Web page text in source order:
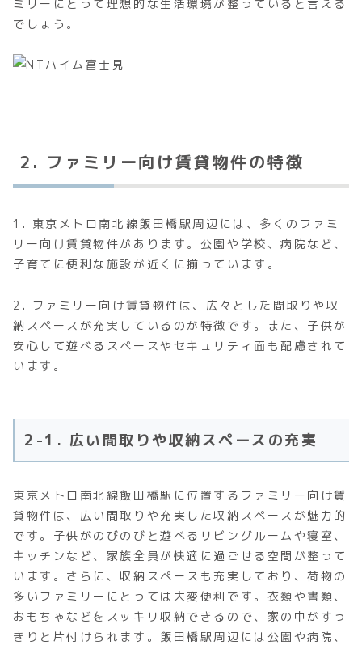
ミリーにとって理想的な生活環境が整っていると言える
でしょう。
2. ファミリー向け賃貸物件の特徴
1. 東京メトロ南北線飯田橋駅周辺には、多くのファミ
リー向け賃貸物件があります。公園や学校、病院など、
子育てに便利な施設が近くに揃っています。
2. ファミリー向け賃貸物件は、広々とした間取りや収
納スペースが充実しているのが特徴です。また、子供が
安心して遊べるスペースやセキュリティ面も配慮されて
います。
2-1. 広い間取りや収納スペースの充実
東京メトロ南北線飯田橋駅に位置するファミリー向け賃
貸物件は、広い間取りや充実した収納スペースが魅力的
です。子供がのびのびと遊べるリビングルームや寝室、
キッチンなど、家族全員が快適に過ごせる空間が整って
います。さらに、収納スペースも充実しており、荷物の
多いファミリーにとっては大変便利です。衣類や書類、
おもちゃなどをスッキリ収納できるので、家の中がすっ
きりと片付けられます。飯田橋駅周辺には公園や病院、